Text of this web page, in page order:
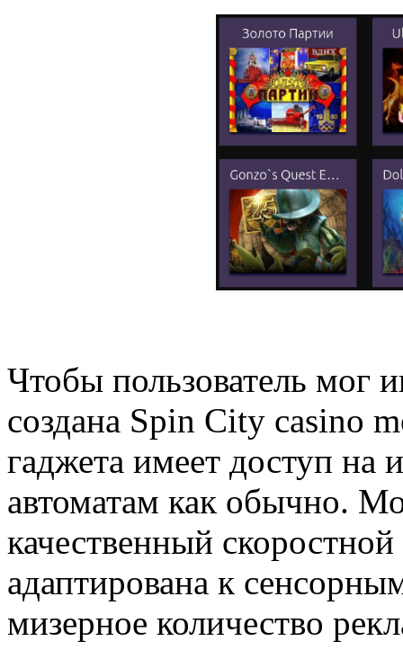
Чтобы пользователь мог
создана Spin City casino
гаджета имеет доступ
автоматам как обычно.
качественный
адаптирована к
мизерное количество